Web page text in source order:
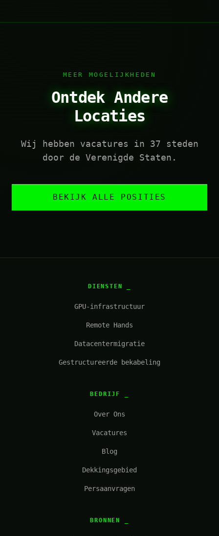
MEER MOGELIJKHEDEN
Ontdek Andere
Locaties
Wij hebben vacatures in 37 steden
door de Verenigde Staten.
BEKIJK ALLE POSITIES
DIENSTEN
GPU-infrastructuur
Remote Hands
Datacentermigratie
Gestructureerde bekabeling
BEDRIJF
Over Ons
Vacatures
Blog
Dekkingsgebied
Persaanvragen
BRONNEN